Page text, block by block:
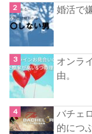
婚活で
オンラ
由。
バチェ
的につ